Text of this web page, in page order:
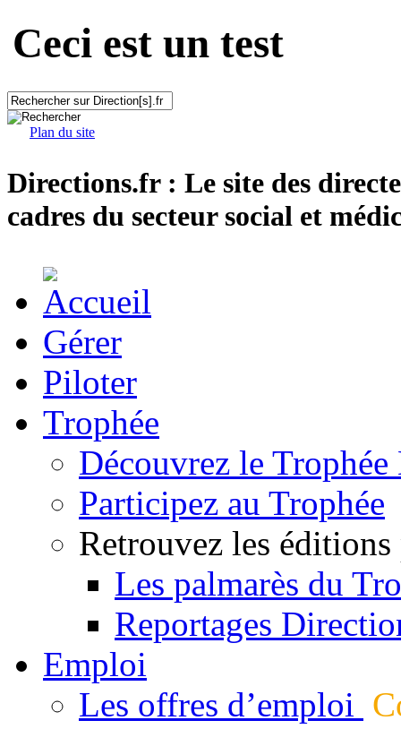
Ceci est un test
Plan du site
Directions.fr : Le site des
cadres du secteur social et
Gérer
Piloter
Trophée
Découvrez le
Participez au Trophée
Retrouvez les éditions
Les palmarès du
Reportages
Emploi
Les offres d’emploi